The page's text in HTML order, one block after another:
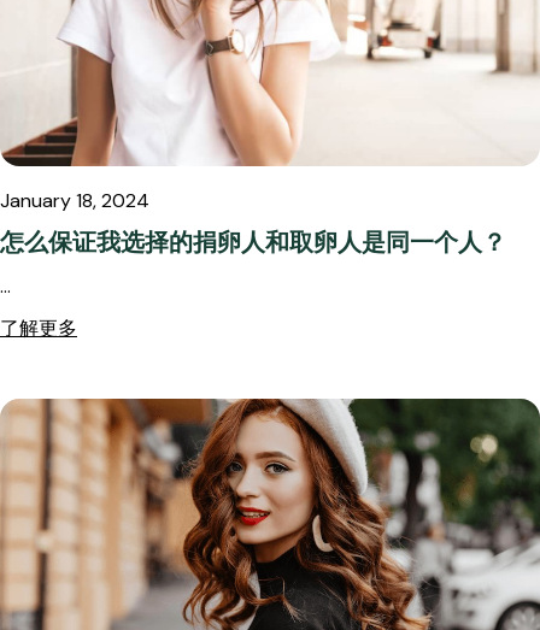
January 18, 2024
怎么保证我选择的捐卵人和取卵人是同一个人？
…
了解更多